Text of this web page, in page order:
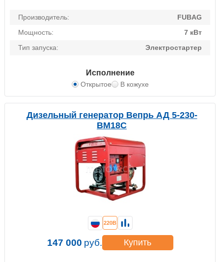
Производитель:
FUBAG
Мощность:
7 кВт
Тип запуска:
Электростартер
Исполнение
Открытое В кожухе
Дизельный генератор Вепрь АД 5-230-
ВМ18C
220В
147 000 руб. Купить